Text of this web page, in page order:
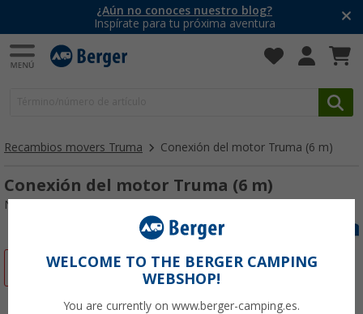
¿Aún no conoces nuestro blog?
Inspírate para tu próxima aventura
Recambios movers Truma Conexión del motor Truma (6 m)
Conexión del motor Truma (6 m)
Nº de artículo 107573
-40%WELCOME TO THE BERGER CAMPING
WEBSHOP!
You are currently on www.berger-camping.es.